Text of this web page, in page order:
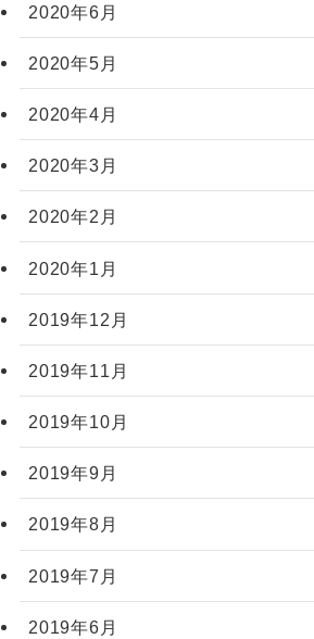
2020年6月
2020年5月
2020年4月
2020年3月
2020年2月
2020年1月
2019年12月
2019年11月
2019年10月
2019年9月
2019年8月
2019年7月
2019年6月